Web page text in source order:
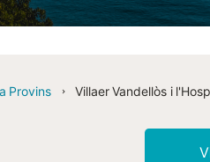
Provins Villaer Vandellòs i